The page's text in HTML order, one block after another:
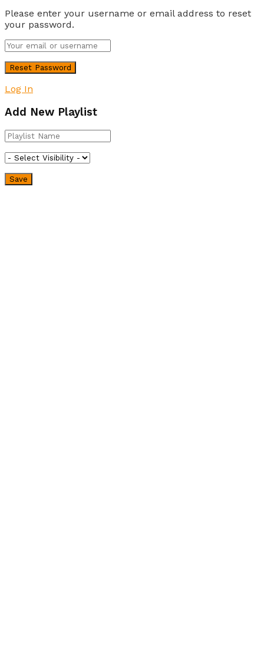
Please enter your username or email address to reset
your password.
Log In
Add New Playlist